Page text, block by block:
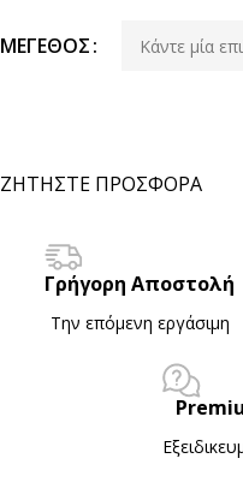
ΜΈΓΕΘΟΣ
ΖΗΤΗΣΤΕ ΠΡΟΣΦΟΡΑ
Γρήγορη Αποστολή
Την επόμενη εργάσιμη